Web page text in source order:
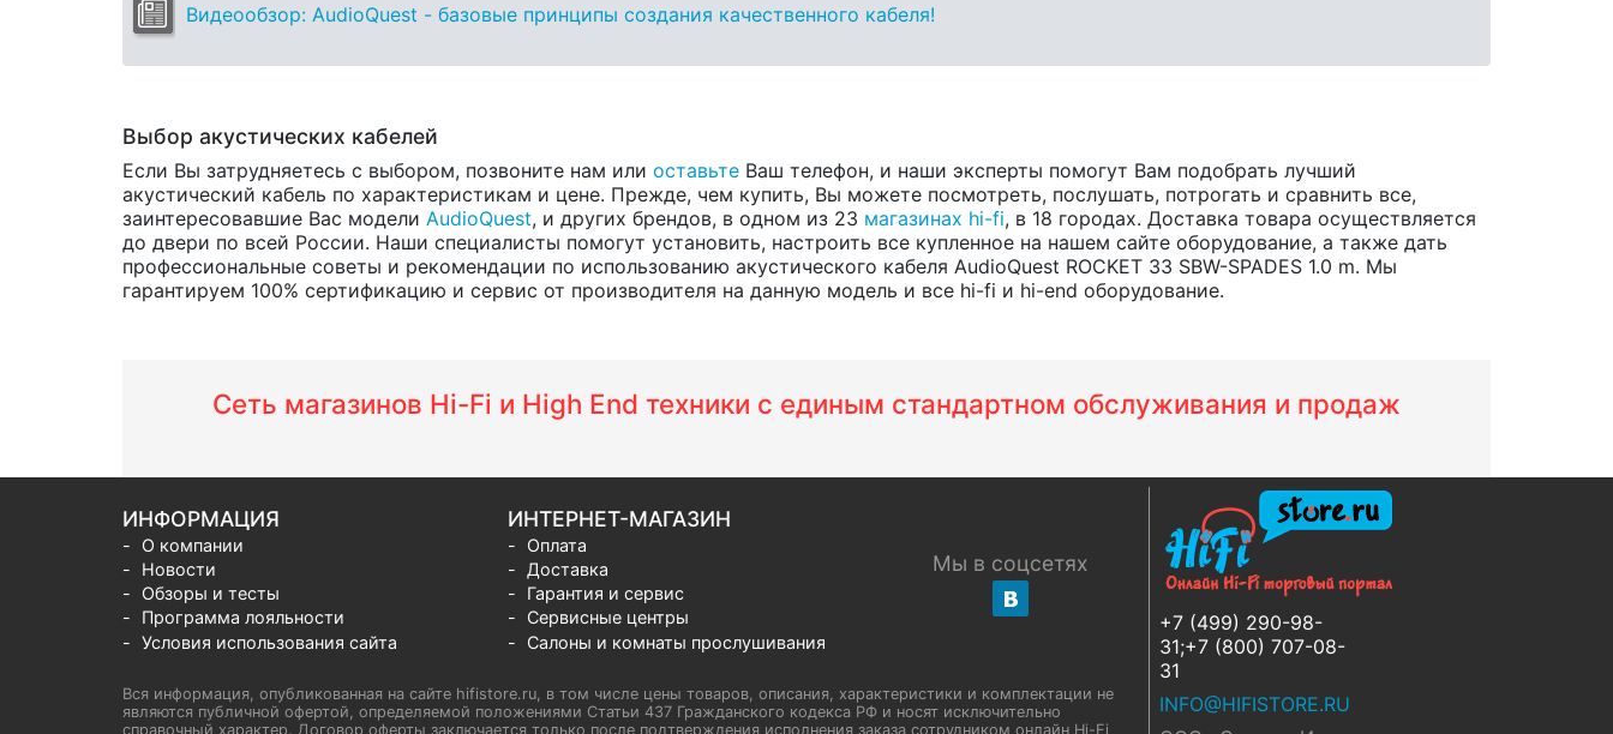
Видеообзор: AudioQuest - базовые принципы создания качественного кабеля!
Выбор акустических кабелей
Если Вы затрудняетесь с выбором, позвоните нам или оставьте Ваш телефон, и наши эксперты помогут Вам подобрать лучший
акустический кабель по характеристикам и цене. Прежде, чем купить, Вы можете посмотреть, послушать, потрогать и сравнить все,
заинтересовавшие Вас модели AudioQuest, и других брендов, в одном из 23 магазинах hi-fi, в 18 городах. Доставка товара осуществляется
до двери по всей России. Наши специалисты помогут установить, настроить все купленное на нашем сайте оборудование, а также дать
профессиональные советы и рекомендации по использованию акустического кабеля AudioQuest ROCKET 33 SBW-SPADES 1.0 m. Мы
гарантируем 100% сертификацию и сервис от производителя на данную модель и все hi-fi и hi-end оборудование.
Сеть магазинов Hi-Fi и High End техники с единым стандартном обслуживания и продаж
+7 (499) 290-98-
31;+7 (800) 707-08-
31
INFO@HIFISTORE.RU
ИНФОРМАЦИЯ
О компании
Новости
Обзоры и тесты
Программа лояльности
Условия использования сайта
ИНТЕРНЕТ-МАГАЗИН
Оплата
Доставка
Гарантия и сервис
Сервисные центры
Салоны и комнаты прослушивания
Мы в соцсетях
Вся информация, опубликованная на сайте hifistore.ru, в том числе цены товаров, описания, характеристики и комплектации не
являются публичной офертой, определяемой положениями Статьи 437 Гражданского кодекса РФ и носят исключительно
справочный характер. Договор оферты заключается только после подтверждения исполнения заказа сотрудником онлайн Hi-Fi